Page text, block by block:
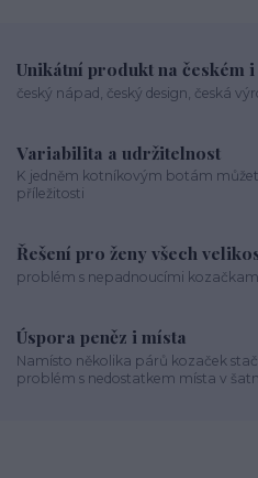
Unikátní produkt na českém
český nápad, český design, česká
Variabilita a udržitelnost
K jedněm kotníkovým botám
příležitosti
Řešení pro ženy všech
problém s nepadnoucími
Úspora peněz i místa
Namísto několika párů kozaček
problém s nedostatkem místa v